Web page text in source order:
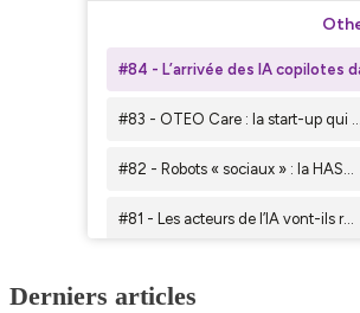
Derniers articles